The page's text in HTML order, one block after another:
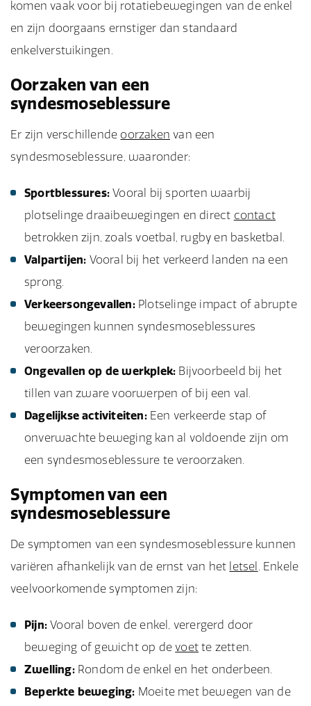
komen vaak voor bij rotatiebewegingen van de enkel
en zijn doorgaans ernstiger dan standaard
enkelverstuikingen.
Oorzaken van een
syndesmoseblessure
Er zijn verschillende oorzaken van een
syndesmoseblessure, waaronder:
Sportblessures: Vooral bij sporten waarbij
plotselinge draaibewegingen en direct contact
betrokken zijn, zoals voetbal, rugby en basketbal.
Valpartijen: Vooral bij het verkeerd landen na een
sprong.
Verkeersongevallen:Plotselinge impact of abrupte
bewegingen kunnen syndesmoseblessures
veroorzaken.
Ongevallen op de werkplek: Bijvoorbeeld bij het
tillen van zware voorwerpen of bij een val.
Dagelijkse activiteiten:Een verkeerde stap of
onverwachte beweging kan al voldoende zijn om
een syndesmoseblessure te veroorzaken.
Symptomen van een
syndesmoseblessure
De symptomen van een syndesmoseblessure kunnen
variëren afhankelijk van de ernst van het letsel . Enkele
veelvoorkomende symptomen zijn:
Pijn: Vooral boven de enkel, verergerd door
beweging of gewicht op devoet te zetten.
Zwelling:Rondom de enkel en het onderbeen.
Beperkte beweging: Moeite met bewegen van de